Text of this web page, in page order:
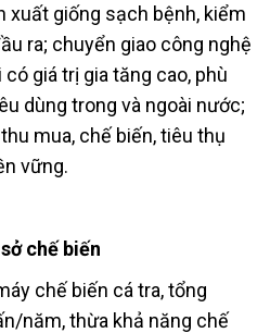
xuất giống sạch bệnh, kiểm
ra; chuyển giao công nghệ
giá trị gia tăng cao, phù
dùng trong và ngoài nước;
mua, chế biến, tiêu thụ
vững.
chế biến
chế biến cá tra, tổng
năm, thừa khả năng chế